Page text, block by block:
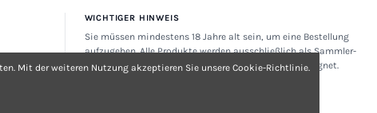
WICHTIGER HINWEIS
Sie müssen mindestens 18 Jahre alt sein, um eine Bestellung
aufzugeben. Alle Produkte werden ausschließlich als Sammler-
oder Souvenirartikel verkauft. Nicht zum Verzehr geeignet.
Mit der weiteren Nutzung akzeptieren Sie unsere Cookie-Richtlinie.